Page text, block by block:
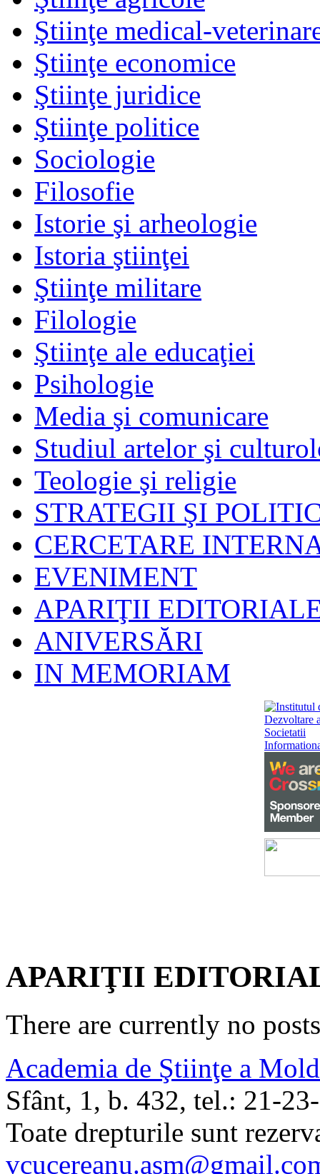
Ştiinţe medical-
Ştiinţe economice
Ştiinţe juridice
Ştiinţe politice
Sociologie
Filosofie
Istorie şi arheologie
Istoria ştiinţei
Ştiinţe militare
Filologie
Ştiinţe ale educaţiei
Psihologie
Media şi comunicare
Studiul artelor şi
Teologie şi religie
STRATEGII ŞI
CERCETARE
EVENIMENT
APARIŢII
ANIVERSĂRI
IN MEMORIAM
APARIŢII
There are currently no
Academia de Ştiinţe a
Sfânt, 1, b. 432, tel.: 21-
Toate drepturile sunt